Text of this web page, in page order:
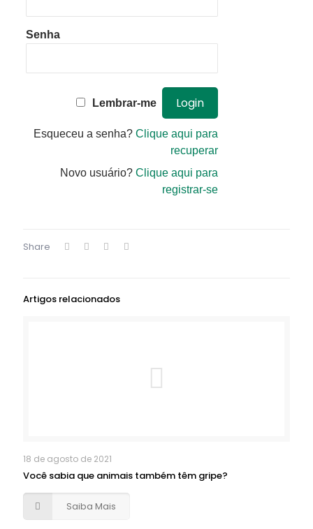
Senha
Lembrar-me
Esqueceu a senha? Clique aqui para
recuperar
Novo usuário? Clique aqui para
registrar-se
Share
Artigos relacionados
18 de agosto de 2021
Você sabia que animais também têm gripe?
Saiba Mais